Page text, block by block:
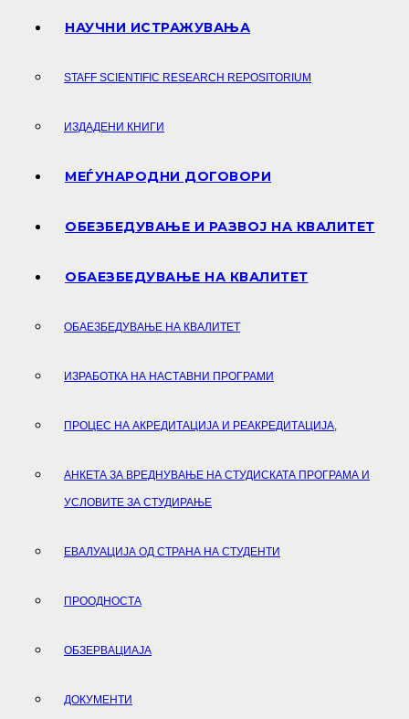
НАУЧНИ ИСТРАЖУВАЊА
STAFF SCIENTIFIC RESEARCH REPOSITORIUM
ИЗДАДЕНИ КНИГИ
МЕЃУНАРОДНИ ДОГОВОРИ
ОБЕЗБЕДУВАЊЕ И РАЗВОЈ НА КВАЛИТЕТ
ОБАЕЗБЕДУВАЊЕ НА КВАЛИТЕТ
ОБАЕЗБЕДУВАЊЕ НА КВАЛИТЕТ
ИЗРАБОТКА НА НАСТАВНИ ПРОГРАМИ
ПРОЦЕС НА АКРЕДИТАЦИЈА И РЕАКРЕДИТАЦИЈА,
АНКЕТА ЗА ВРЕДНУВАЊЕ НА СТУДИСКАТА ПРОГРАМА И
УСЛОВИТЕ ЗА СТУДИРАЊЕ
ЕВАЛУАЦИЈА ОД СТРАНА НА СТУДЕНТИ
ПРООДНОСТА
ОБЗЕРВАЦИАЈА
ДОКУМЕНТИ